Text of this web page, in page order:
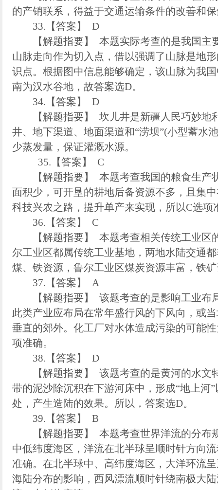
的产销联系，得益于交通运输条件的改善和
33.【答案】 D
【解题指要】 本题实际考查的是我国主
山脉走向作为切入点，借以强调了山脉是地
识点。根据图中信息能够确定，该山脉为我
南为汉水谷地，故答案选D。
34.【答案】 D
【解题指要】 坎儿井是新疆人民巧妙地
井、地下渠道、地面渠道和“涝坝”(小型蓄水
少蒸发量，保证灌溉水源。
35.【答案】 C
【解题指要】 本题考查我国的粮食生产
面积少，可开垦的耕地后备资源不多，且集
科技兴农之路，提升单产来实现，所以C选项
36.【答案】 C
【解题指要】 本题考查相关传统工业区
尔工业区都属传统工业基地，两地水陆交通
煤、铁资源，鲁尔工业区煤炭资源丰富，铁
37.【答案】 A
【解题指要】 该题考查的是影响工业布
此类产业应布局在常年盛行风的下风向，或
垂直的郊外。化工厂对水体造成污染的可能
项准确。
38.【答案】 D
【解题指要】 该题考查的是黄河的水文
带的泥沙除沉积在下游河床中，形成“地上河
处，产生造陆的效果。所以，答案选D。
39.【答案】 B
【解题指要】 本题考查世界洋流的分布
中低纬度海区，洋流在北半球呈顺时针方向
准确。在北半球中、高纬度海区，大洋环流
海陆分布的影响，西风漂流顺时针绕南极大